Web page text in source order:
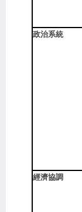
政治系統
經濟協調